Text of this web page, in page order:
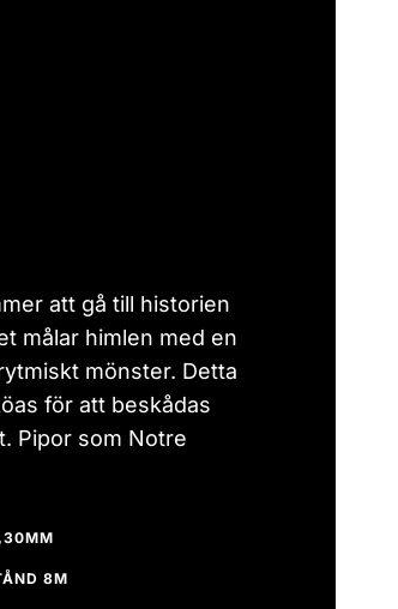
att gå till historien
målar himlen med en
mönster. Detta
för att beskådas
Pipor som Notre
8M